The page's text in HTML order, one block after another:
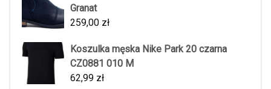
Granat
259,00 zł
Koszulka męska Nike Park 20 czarna
CZ0881 010 M
62,99 zł